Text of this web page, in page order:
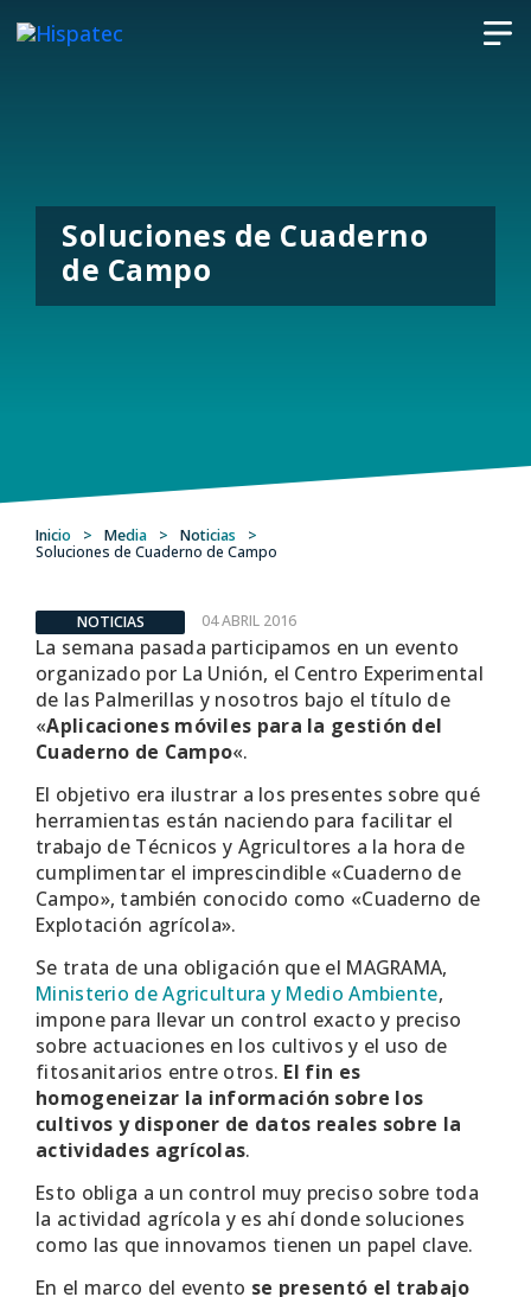
Soluciones de Cuaderno
de Campo
Inicio > Media > Noticias
>
Soluciones de Cuaderno de Campo
NOTICIAS 04 ABRIL 2016
La semana pasada participamos en un evento
organizado por La Unión, el Centro Experimental
de las Palmerillas y nosotros bajo el título de
«Aplicaciones móviles para la gestión del
Cuaderno de Campo«.
El objetivo era ilustrar a los presentes sobre qué
herramientas están naciendo para facilitar el
trabajo de Técnicos y Agricultores a la hora de
cumplimentar el imprescindible «Cuaderno de
Campo», también conocido como «Cuaderno de
Explotación agrícola».
Se trata de una obligación que el MAGRAMA,
Ministerio de Agricultura y Medio Ambiente,
impone para llevar un control exacto y preciso
sobre actuaciones en los cultivos y el uso de
fitosanitarios entre otros. El fin es
homogeneizar la información sobre los
cultivos y disponer de datos reales sobre la
actividades agrícolas.
Esto obliga a un control muy preciso sobre toda
la actividad agrícola y es ahí donde soluciones
como las que innovamos tienen un papel clave.
En el marco del evento se presentó el trabajo